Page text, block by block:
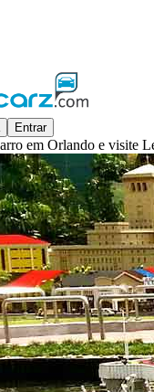
Entrar
em Orlando e visite